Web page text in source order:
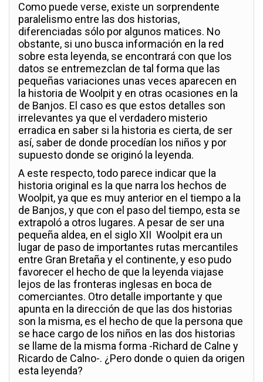
Como puede verse, existe un sorprendente
paralelismo entre las dos historias,
diferenciadas sólo por algunos matices. No
obstante, si uno busca información en la red
sobre esta leyenda, se encontrará con que los
datos se entremezclan de tal forma que las
pequeñas variaciones unas veces aparecen en
la historia de Woolpit y en otras ocasiones en la
de Banjos. El caso es que estos detalles son
irrelevantes ya que el verdadero misterio
erradica en saber si la historia es cierta, de ser
así, saber de donde procedían los niños y por
supuesto donde se originó la leyenda.
A este respecto, todo parece indicar que la
historia original es la que narra los hechos de
Woolpit, ya que es muy anterior en el tiempo a la
de Banjos, y que con el paso del tiempo, esta se
extrapoló a otros lugares. A pesar de ser una
pequeña aldea, en el siglo XII Woolpit era un
lugar de paso de importantes rutas mercantiles
entre Gran Bretaña y el continente, y eso pudo
favorecer el hecho de que la leyenda viajase
lejos de las fronteras inglesas en boca de
comerciantes. Otro detalle importante y que
apunta en la dirección de que las dos historias
son la misma, es el hecho de que la persona que
se hace cargo de los niños en las dos historias
se llame de la misma forma -Richard de Calne y
Ricardo de Calno-. ¿Pero donde o quien da origen
esta leyenda?